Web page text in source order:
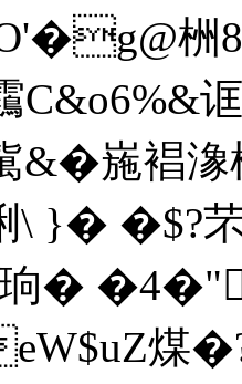
栦
诓
&�崺裮
\ }� �$?
i珦�
煤�?